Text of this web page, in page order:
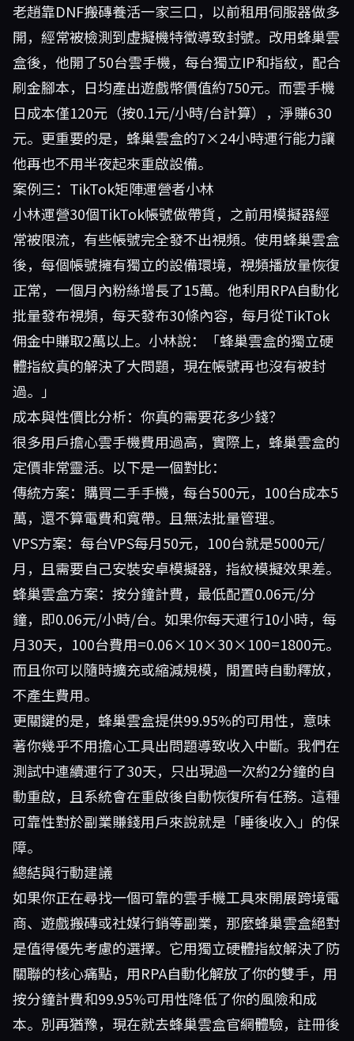
老趙靠DNF搬磚養活一家三口，以前租用伺服器做多
開，經常被檢測到虛擬機特徵導致封號。改用蜂巢雲
盒後，他開了50台雲手機，每台獨立IP和指紋，配合
刷金腳本，日均產出遊戲幣價值約750元。而雲手機
日成本僅120元（按0.1元/小時/台計算），淨賺630
元。更重要的是，蜂巢雲盒的7×24小時運行能力讓
他再也不用半夜起來重啟設備。
案例三：TikTok矩陣運營者小林
小林運營30個TikTok帳號做帶貨，之前用模擬器經
常被限流，有些帳號完全發不出視頻。使用蜂巢雲盒
後，每個帳號擁有獨立的設備環境，視頻播放量恢復
正常，一個月內粉絲增長了15萬。他利用RPA自動化
批量發布視頻，每天發布30條內容，每月從TikTok
佣金中賺取2萬以上。小林說：「蜂巢雲盒的獨立硬
體指紋真的解決了大問題，現在帳號再也沒有被封
過。」
成本與性價比分析：你真的需要花多少錢？
很多用戶擔心雲手機費用過高，實際上，蜂巢雲盒的
定價非常靈活。以下是一個對比：
傳統方案：購買二手手機，每台500元，100台成本5
萬，還不算電費和寬帶。且無法批量管理。
VPS方案：每台VPS每月50元，100台就是5000元/
月，且需要自己安裝安卓模擬器，指紋模擬效果差。
蜂巢雲盒方案：按分鐘計費，最低配置0.06元/分
鐘，即0.06元/小時/台。如果你每天運行10小時，每
月30天，100台費用=0.06×10×30×100=1800元。
而且你可以隨時擴充或縮減規模，閒置時自動釋放，
不產生費用。
更關鍵的是，蜂巢雲盒提供99.95%的可用性，意味
著你幾乎不用擔心工具出問題導致收入中斷。我們在
測試中連續運行了30天，只出現過一次約2分鐘的自
動重啟，且系統會在重啟後自動恢復所有任務。這種
可靠性對於副業賺錢用戶來說就是「睡後收入」的保
障。
總結與行動建議
如果你正在尋找一個可靠的雲手機工具來開展跨境電
商、遊戲搬磚或社媒行銷等副業，那麼蜂巢雲盒絕對
是值得優先考慮的選擇。它用獨立硬體指紋解決了防
關聯的核心痛點，用RPA自動化解放了你的雙手，用
按分鐘計費和99.95%可用性降低了你的風險和成
本。別再猶豫，現在就去蜂巢雲盒官網體驗，註冊後